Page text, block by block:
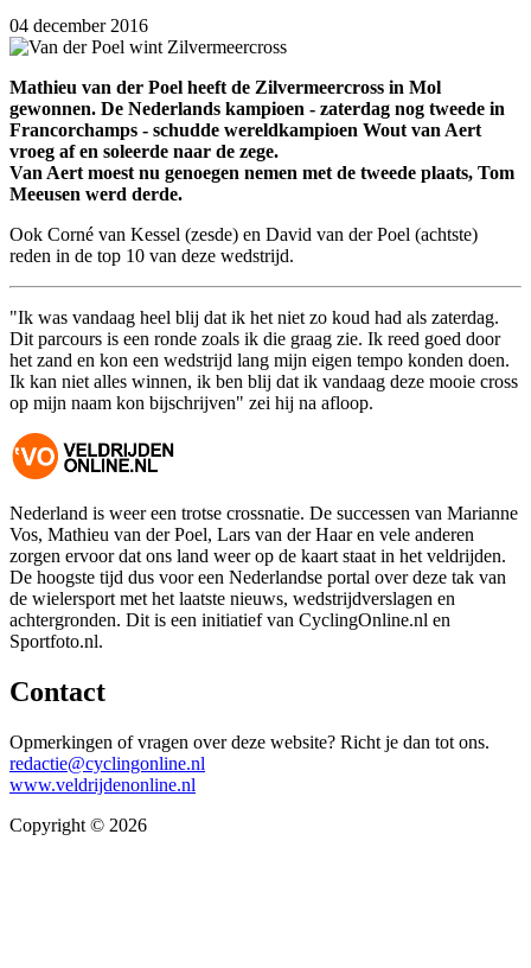
04 december 2016
Mathieu van der Poel heeft de Zilvermeercross in Mol
gewonnen. De Nederlands kampioen - zaterdag nog tweede in
Francorchamps - schudde wereldkampioen Wout van Aert
vroeg af en soleerde naar de zege.
Van Aert moest nu genoegen nemen met de tweede plaats, Tom
Meeusen werd derde.
Ook Corné van Kessel (zesde) en David van der Poel (achtste)
reden in de top 10 van deze wedstrijd.
"Ik was vandaag heel blij dat ik het niet zo koud had als zaterdag.
Dit parcours is een ronde zoals ik die graag zie. Ik reed goed door
het zand en kon een wedstrijd lang mijn eigen tempo konden doen.
Ik kan niet alles winnen, ik ben blij dat ik vandaag deze mooie cross
op mijn naam kon bijschrijven" zei hij na afloop.
Nederland is weer een trotse crossnatie. De successen van Marianne
Vos, Mathieu van der Poel, Lars van der Haar en vele anderen
zorgen ervoor dat ons land weer op de kaart staat in het veldrijden.
De hoogste tijd dus voor een Nederlandse portal over deze tak van
de wielersport met het laatste nieuws, wedstrijdverslagen en
achtergronden. Dit is een initiatief van CyclingOnline.nl en
Sportfoto.nl.
Contact
Opmerkingen of vragen over deze website? Richt je dan tot ons.
redactie@cyclingonline.nl
www.veldrijdenonline.nl
Copyright © 2026